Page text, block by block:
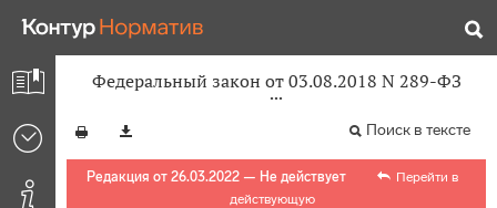
Федеральный закон от 03.08.2018 N 289-ФЗ
Поиск в тексте
Редакция от 26.03.2022 — Не действует
Перейти в
действующую